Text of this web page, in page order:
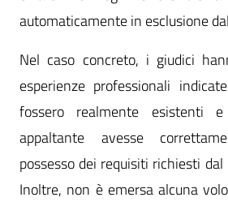
automaticamente in esclusione
Nel caso concreto, i giudici
esperienze professionali
fossero realmente esistenti
appaltante avesse
possesso dei requisiti richiesti
Inoltre, non è emersa alcuna